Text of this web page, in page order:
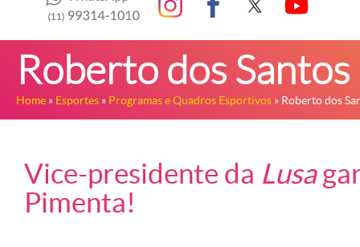
Roberto dos Santos
Home » Esportes » Programas e Quadros Esportivos » Roberto dos
Vice-presidente da Lusa
Pimenta!